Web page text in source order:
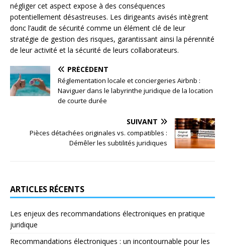
négliger cet aspect expose à des conséquences
potentiellement désastreuses. Les dirigeants avisés intègrent
donc l’audit de sécurité comme un élément clé de leur
stratégie de gestion des risques, garantissant ainsi la pérennité
de leur activité et la sécurité de leurs collaborateurs.
PRÉCÉDENT
Réglementation locale et conciergeries Airbnb :
Naviguer dans le labyrinthe juridique de la location
de courte durée
SUIVANT
Pièces détachées originales vs. compatibles :
Démêler les subtilités juridiques
ARTICLES RÉCENTS
Les enjeux des recommandations électroniques en pratique
juridique
Recommandations électroniques : un incontournable pour les